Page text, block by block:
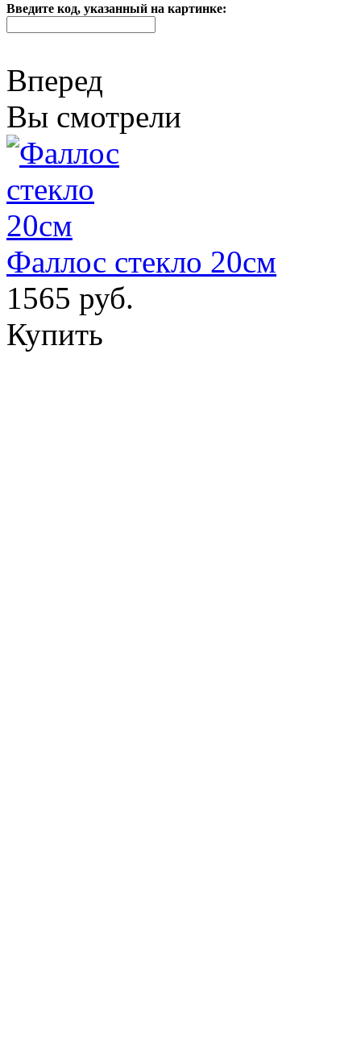
Введите код, указанный на картинке:
Вперед
Вы смотрели
Фаллос стекло 20см
1565 руб.
Купить